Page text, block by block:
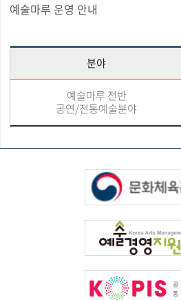
예술마루 운영 안내
분야
예술마루 전반
공연/전통예술분야